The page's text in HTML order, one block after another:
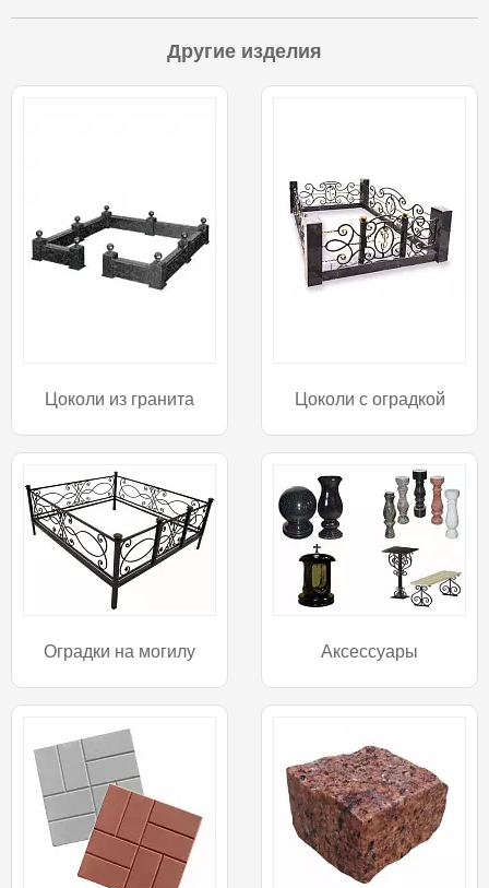
Другие изделия
Цоколи из гранита Цоколи с оградкой
Оградки на могилу Аксессуары